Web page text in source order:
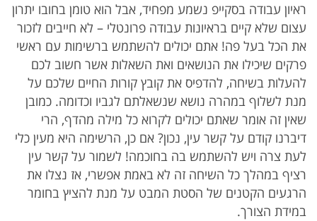
ראיון עבודה בסקייפ נשמע מפחיד, אבל הוא טומן בחובו יתרון
עצום שלא קיים בראיונות עבודה פרונטלי – לא חייבים לזכור
את הכל בעל פה! אתם יכולים להשתמש ברשימות עם ראשי
פרקים שיכילו את הנושאים ואת השאלות אשר חשוב לכם
להעלות בשיחה, להדפיס את קובץ קורות החיים שלכם על
מנת לשלוף במהרה נושא שנשאלתם לגביו וכדומה. כמובן
שאין זה אומר שאתם יכולים לקרוא כל מילה מהדף, הרי
דיברנו קודם על קשר עין, נכון? אם כן, הרשימה היא מעין כלי
לעת צרה ויש להשתמש בה בחוכמה! לשמור על קשר עין
רציף במהלך כל השיחה זה לא באמת אפשרי, אז נצלו את
הרגעים הקטנים של הסטת המבט על מנת להציץ בחומר
במידת הצורך.